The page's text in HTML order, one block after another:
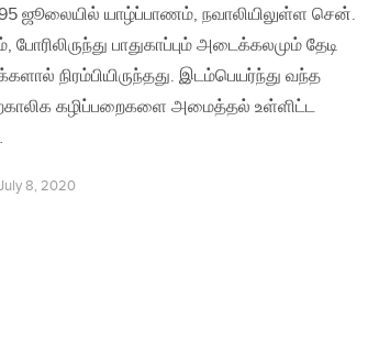
ஜூலையில் யாழ்ப்பாணம், நவாலியிலுள்ள சென்.
பாதுகாப்பும் அடைக்கலமும் தேடி
நிரம்பியிருந்தது. இடம்பெயர்ந்து வந்த
கழிப்பறைகளை அமைத்தல் உள்ளிட்ட
8, 2020